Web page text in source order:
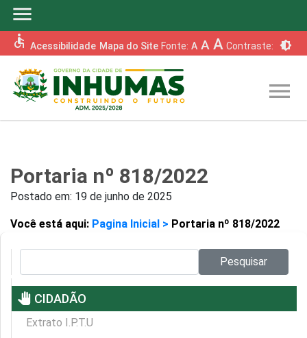
menu
accessible Acessibilidade Mapa do Site Fonte: A A A Contraste: brightness_6
menu
Portaria nº 818/2022
Postado em: 19 de junho de 2025
Você está aqui: Pagina Inicial > Portaria nº 818/2022
Pesquisar
pan_tool CIDADÃO
Extrato I.P.T.U